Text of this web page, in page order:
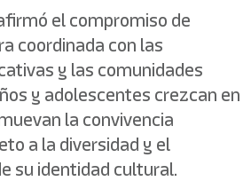
el compromiso de
coordinada con las
y las comunidades
y adolescentes crezcan en
la convivencia
a la diversidad y el
su identidad cultural.